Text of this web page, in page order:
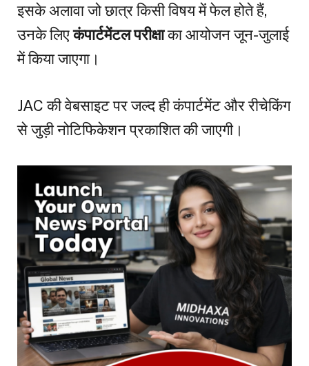
इसके अलावा जो छात्र किसी विषय में फेल होते हैं,
उनके लिएकंपार्टमेंटल परीक्षाका आयोजन जून-जुलाई
में किया जाएगा।
JAC की वेबसाइट पर जल्द ही कंपार्टमेंट और रीचेकिंग
से जुड़ी नोटिफिकेशन प्रकाशित की जाएगी।